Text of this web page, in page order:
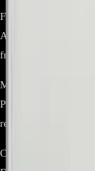
Función
Almacenar frutas y
frescura
Materiales
Plástico transparente
repuesto LG)
Compatibilidad